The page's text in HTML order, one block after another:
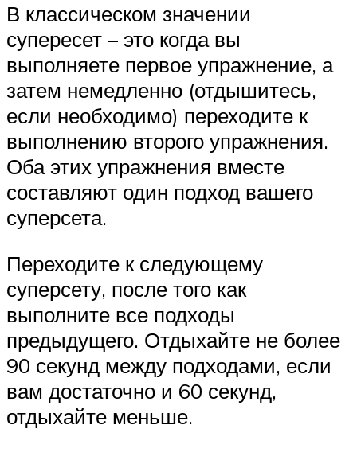
В классическом значении
супересет – это когда вы
выполняете первое упражнение, а
затем немедленно (отдышитесь,
если необходимо) переходите к
выполнению второго упражнения.
Оба этих упражнения вместе
составляют один подход вашего
суперсета.
Переходите к следующему
суперсету, после того как
выполните все подходы
предыдущего. Отдыхайте не более
90 секунд между подходами, если
вам достаточно и 60 секунд,
отдыхайте меньше.